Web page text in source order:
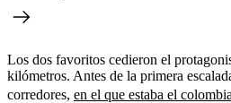
Los dos favoritos cedieron el
kilómetros. Antes de la primera
corredores, en el que estaba el